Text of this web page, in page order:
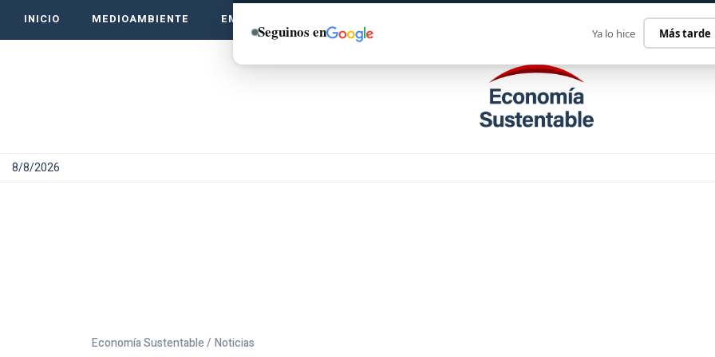
INICIO MEDIOAMBIENTE EMPRENDE VERDE
8/8/2026
Economía Sustentable / Noticias
Seguinos en Ya lo hice Más tarde